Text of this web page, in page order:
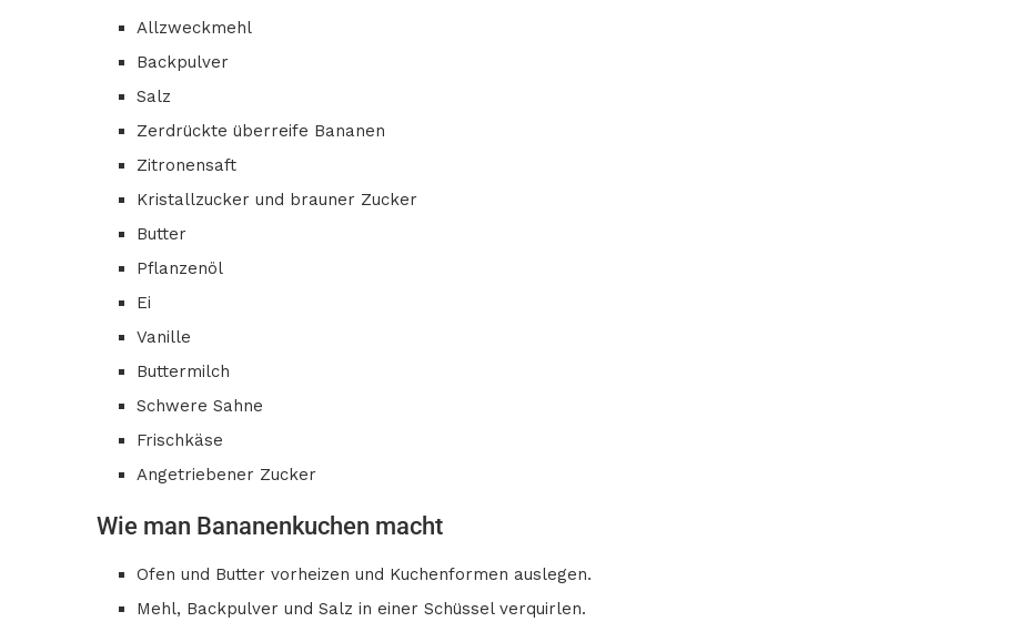
Allzweckmehl
Backpulver
Salz
Zerdrückte überreife Bananen
Zitronensaft
Kristallzucker und brauner Zucker
Butter
Pflanzenöl
Ei
Vanille
Buttermilch
Schwere Sahne
Frischkäse
Angetriebener Zucker
Wie man Bananenkuchen macht
Ofen und Butter vorheizen und Kuchenformen auslegen.
Mehl, Backpulver und Salz in einer Schüssel verquirlen.